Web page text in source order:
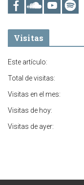
Visitas
Este artículo:
Total de visitas:
Visitas en el mes:
Visitas de hoy:
Visitas de ayer: